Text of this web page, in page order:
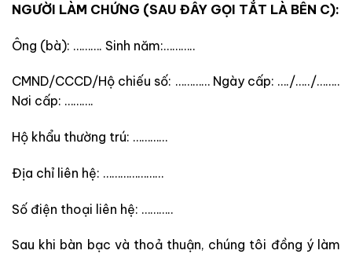
NGƯỜI LÀM CHỨNG (SAU ĐÂY GỌI TẮT LÀ BÊN C):
Ông (bà): ………. Sinh năm:………..
CMND/CCCD/Hộ chiếu số: ………… Ngày cấp: …./…../……..
Nơi cấp: ……….
Hộ khẩu thường trú: …………
Địa chỉ liên hệ: …………………
Số điện thoại liên hệ: ………..
Sau khi bàn bạc và thoả thuận, chúng tôi đồng ý làm